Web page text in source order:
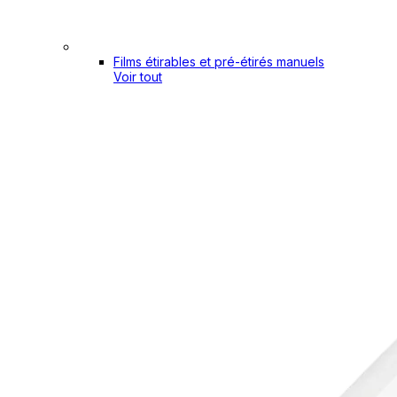
Films étirables et pré-étirés manuels
Voir tout